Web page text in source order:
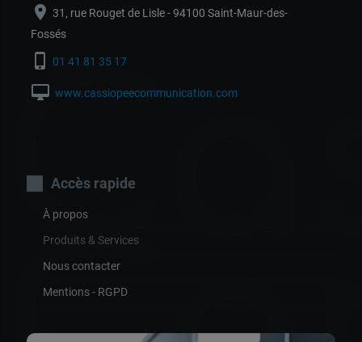
location_on 31, rue Rouget de Lisle - 94100 Saint-Maur-des-
Fossés
phone_iphone 01 41 81 35 17
desktop_mac www.cassiopeecommunication.com
Accès rapide
À propos
Produits & Services
Nous contacter
Mentions - RGPD